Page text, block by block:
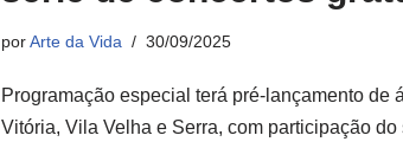
porArte da Vida 30/09/2025
Programação especial terá pré-lançamento
Vitória, Vila Velha e Serra, com participação